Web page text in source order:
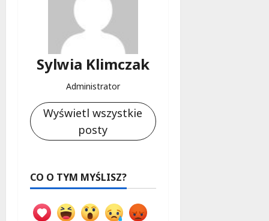
Sylwia Klimczak
Administrator
Wyświetl wszystkie
posty
CO O TYM MYŚLISZ?